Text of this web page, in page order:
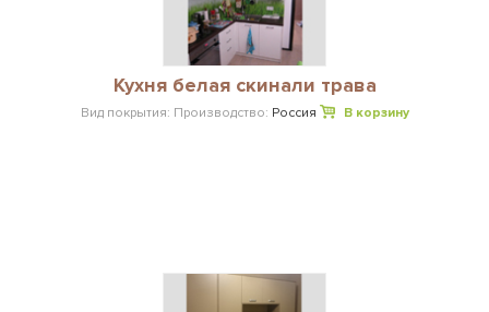
Кухня белая скинали трава
Вид покрытия: Производство: Россия В корзину